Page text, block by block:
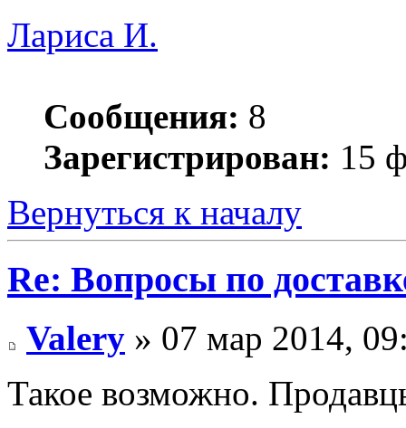
Лариса И.
Сообщения: 8
Зарегистрирован: 15
Вернуться к началу
Re: Вопросы по
Valery » 07 мар 2014,
Такое возможно.